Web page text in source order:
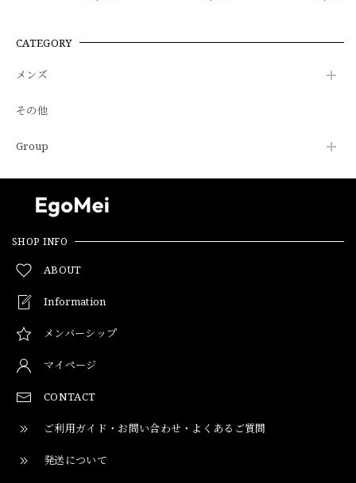
CATEGORY
メンズ
その他
Group
SHOP INFO
ABOUT
Information
メンバーシップ
マイページ
CONTACT
ご利用ガイド・お問い合わせ・よくあるご質問
発送について